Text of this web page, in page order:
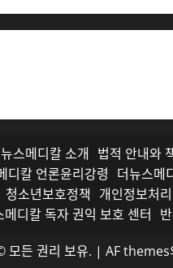
스메디칼 소개 법적 안내와
디칼 언론윤리강령 더뉴스메
청소년보호정책 개인정보처
메디칼 독자 권익 보호 센터
모든 권리 보유. | AF themes